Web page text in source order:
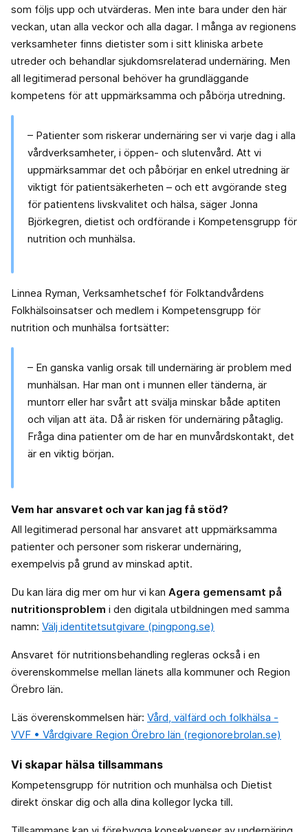
som följs upp och utvärderas. Men inte bara under den här
veckan, utan alla veckor och alla dagar. I många av regionens
verksamheter finns dietister som i sitt kliniska arbete
utreder och behandlar sjukdomsrelaterad undernäring. Men
all legitimerad personal behöver ha grundläggande
kompetens för att uppmärksamma och påbörja utredning.
– Patienter som riskerar undernäring ser vi varje dag i alla
vårdverksamheter, i öppen- och slutenvård. Att vi
uppmärksammar det och påbörjar en enkel utredning är
viktigt för patientsäkerheten – och ett avgörande steg
för patientens livskvalitet och hälsa, säger Jonna
Björkegren, dietist och ordförande i Kompetensgrupp för
nutrition och munhälsa.
Linnea Ryman, Verksamhetschef för Folktandvårdens
Folkhälsoinsatser och medlem i Kompetensgrupp för
nutrition och munhälsa fortsätter:
– En ganska vanlig orsak till undernäring är problem med
munhälsan. Har man ont i munnen eller tänderna, är
muntorr eller har svårt att svälja minskar både aptiten
och viljan att äta. Då är risken för undernäring påtaglig.
Fråga dina patienter om de har en munvårdskontakt, det
är en viktig början.
Vem har ansvaret och var kan jag få stöd?
All legitimerad personal har ansvaret att uppmärksamma
patienter och personer som riskerar undernäring,
exempelvis på grund av minskad aptit.
Du kan lära dig mer om hur vi kan Agera gemensamt på
nutritionsproblem i den digitala utbildningen med samma
namn: Välj identitetsutgivare (pingpong.se)
Ansvaret för nutritionsbehandling regleras också i en
överenskommelse mellan länets alla kommuner och Region
Örebro län.
Läs överenskommelsen här: Vård, välfärd och folkhälsa -
VVF • Vårdgivare Region Örebro län (regionorebrolan.se)
Vi skapar hälsa tillsammans
Kompetensgrupp för nutrition och munhälsa och Dietist
direkt önskar dig och alla dina kollegor lycka till.